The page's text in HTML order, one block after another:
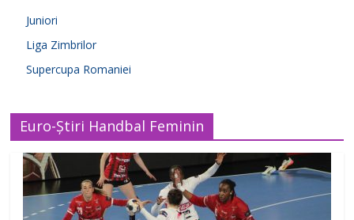
Juniori
Liga Zimbrilor
Supercupa Romaniei
Euro-Știri Handbal Feminin